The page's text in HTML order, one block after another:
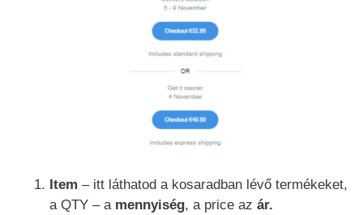
Item – itt láthatod a kosaradban lévő termékeket,
a QTY – a mennyiség, a price az ár.